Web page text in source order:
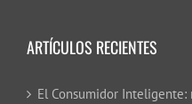
ARTÍCULOS RECIENTES
El Consumidor Inteligente: